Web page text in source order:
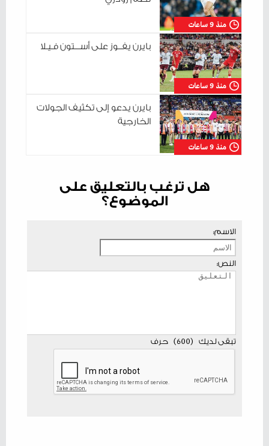
منذ 9 ساعات
منذ 9 ساعات
بايرن يفــوز على أســـتون فـيـلا
منذ 9 ساعات
بايرن يدعو إلى تكثيف الجولات
الخارجية
هل ترغب بالتعليق على
الموضوع؟
الاسم:
النص:
تبقى لديك (
600
) حرف